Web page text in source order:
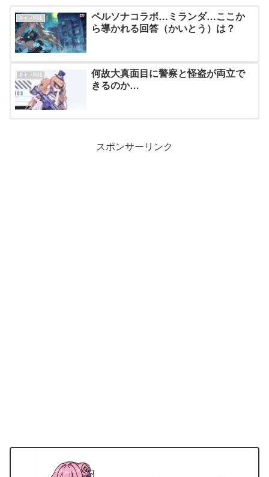
キャラ関連
ペルソナコラボ…ミランダ…ここか
ら導かれる回答（かいとう）は？
キャラ関連
何故大真面目に警察と怪盗が両立で
きるのか…
スポンサーリンク